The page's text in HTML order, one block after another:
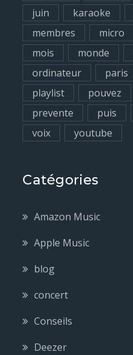
juin
karaoke
membres
micro
mois
monde
ordinateur
paris
playlist
pouvez
prevente
puis
voix
youtube
Catégories
Amazon Music
Apple Music
blog
concert
Conseils
Deezer